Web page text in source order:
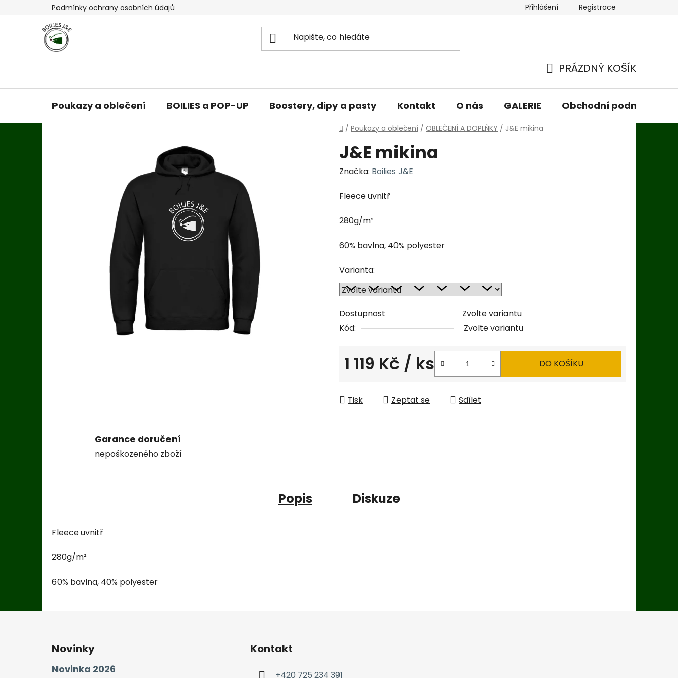
Podmínky ochrany osobních údajů Přihlášení Registrace
KOŠÍK
PRÁZDNÝ KOŠÍK
Poukazy a oblečení BOILIES a POP-UP Boostery, dipy a pasty Kontakt O nás GALERIE Obchodní podmínky
Domů
/ Poukazy a oblečení / OBLEČENÍ A DOPLŇKY / J&E mikina
J&E mikina
Značka: Boilies J&E
Fleece uvnitř
280g/m²
60% bavlna, 40% polyester
Varianta:
Dostupnost
Zvolte variantu
Kód:
Zvolte variantu
1 119 Kč / ks DO KOŠÍKU
Tisk Zeptat se Sdílet
Garance doručení
nepoškozeného zboží
Popis Diskuze
Fleece uvnitř
280g/m²
60% bavlna, 40% polyester
Novinky
Novinka 2026
Kontakt
+420 725 234 391